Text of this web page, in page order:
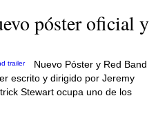
póster oficial y
Nuevo Póster y Red Band
escrito y dirigido por Jeremy
Stewart ocupa uno de los